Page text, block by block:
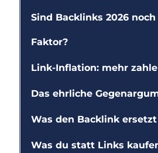
Sind Backlinks 2026
Faktor?
Link-Inflation: mehr
Das ehrliche
Was den Backlink ersetzt
Was du statt Links